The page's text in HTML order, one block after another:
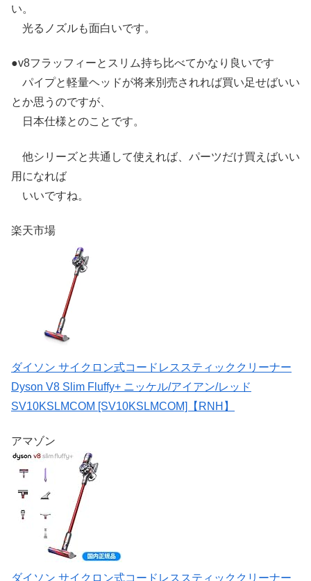
い。
光るノズルも面白いです。
●v8フラッフィーとスリム持ち比べてかなり良いです
パイプと軽量ヘッドが将来別売されれば買い足せばいい
とか思うのですが、
日本仕様とのことです。
他シリーズと共通して使えれば、パーツだけ買えばいい
用になれば
いいですね。
楽天市場
ダイソン サイクロン式コードレススティッククリーナー
Dyson V8 Slim Fluffy+ ニッケル/アイアン/レッド
SV10KSLMCOM [SV10KSLMCOM]【RNH】
アマゾン
ダイソン サイクロン式コードレススティッククリーナー